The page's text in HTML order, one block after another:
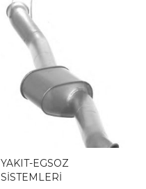
YAKIT-EGSOZ
SİSTEMLERİ